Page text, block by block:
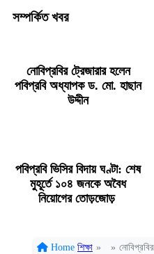
সম্পর্কিত খবর
নোবিপ্রবির ট্রেজারার হলেন
পবিপ্রবি অধ্যাপক ড. মো. হাছান
উদ্দীন
পবিপ্রবি ভিসির বিদায় ঘণ্টা: শেষ
মুহূর্তে ১০৪ জনকে অবৈধ
নিয়োগের তোড়জোড়
Home শিক্ষা » »